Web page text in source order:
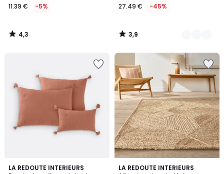
11.39 € -5%
4,3
/
27.49 € -45%
3,9
/
LA REDOUTE INTERIEURS
4,7
9
LA REDOUTE INTERIEURS
4,1